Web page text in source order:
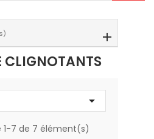
CLIGNOTANTS

7 de 7 élément(s)